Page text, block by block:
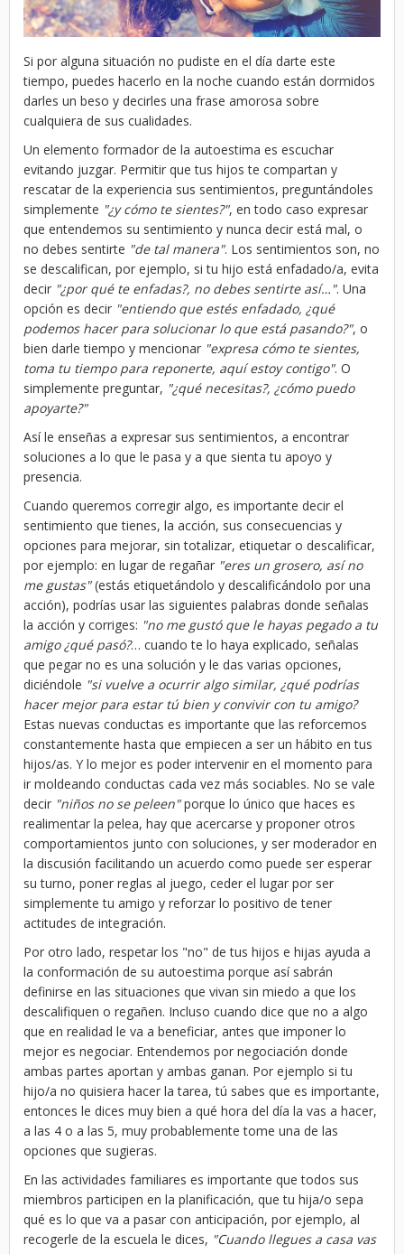
Si por alguna situación no pudiste en el día darte este
tiempo, puedes hacerlo en la noche cuando están dormidos
darles un beso y decirles una frase amorosa sobre
cualquiera de sus cualidades.
Un elemento formador de la autoestima es escuchar
evitando juzgar. Permitir que tus hijos te compartan y
rescatar de la experiencia sus sentimientos, preguntándoles
simplemente "¿y cómo te sientes?", en todo caso expresar
que entendemos su sentimiento y nunca decir está mal, o
no debes sentirte "de tal manera". Los sentimientos son, no
se descalifican, por ejemplo, si tu hijo está enfadado/a, evita
decir "¿por qué te enfadas?, no debes sentirte así…". Una
opción es decir "entiendo que estés enfadado, ¿qué
podemos hacer para solucionar lo que está pasando?", o
bien darle tiempo y mencionar "expresa cómo te sientes,
toma tu tiempo para reponerte, aquí estoy contigo". O
simplemente preguntar, "¿qué necesitas?, ¿cómo puedo
apoyarte?"
Así le enseñas a expresar sus sentimientos, a encontrar
soluciones a lo que le pasa y a que sienta tu apoyo y
presencia.
Cuando queremos corregir algo, es importante decir el
sentimiento que tienes, la acción, sus consecuencias y
opciones para mejorar, sin totalizar, etiquetar o descalificar,
por ejemplo: en lugar de regañar "eres un grosero, así no
me gustas"(estás etiquetándolo y descalificándolo por una
acción), podrías usar las siguientes palabras donde señalas
la acción y corriges: "no me gustó que le hayas pegado a tu
amigo ¿qué pasó?… cuando te lo haya explicado, señalas
que pegar no es una solución y le das varias opciones,
diciéndole "si vuelve a ocurrir algo similar, ¿qué podrías
hacer mejor para estar tú bien y convivir con tu amigo?
Estas nuevas conductas es importante que las reforcemos
constantemente hasta que empiecen a ser un hábito en tus
hijos/as. Y lo mejor es poder intervenir en el momento para
ir moldeando conductas cada vez más sociables. No se vale
decir "niños no se peleen"porque lo único que haces es
realimentar la pelea, hay que acercarse y proponer otros
comportamientos junto con soluciones, y ser moderador en
la discusión facilitando un acuerdo como puede ser esperar
su turno, poner reglas al juego, ceder el lugar por ser
simplemente tu amigo y reforzar lo positivo de tener
actitudes de integración.
Por otro lado, respetar los "no" de tus hijos e hijas ayuda a
la conformación de su autoestima porque así sabrán
definirse en las situaciones que vivan sin miedo a que los
descalifiquen o regañen. Incluso cuando dice que no a algo
que en realidad le va a beneficiar, antes que imponer lo
mejor es negociar. Entendemos por negociación donde
ambas partes aportan y ambas ganan. Por ejemplo si tu
hijo/a no quisiera hacer la tarea, tú sabes que es importante,
entonces le dices muy bien a qué hora del día la vas a hacer,
a las 4 o a las 5, muy probablemente tome una de las
opciones que sugieras.
En las actividades familiares es importante que todos sus
miembros participen en la planificación, que tu hija/o sepa
qué es lo que va a pasar con anticipación, por ejemplo, al
recogerle de la escuela le dices, "Cuando llegues a casa vas